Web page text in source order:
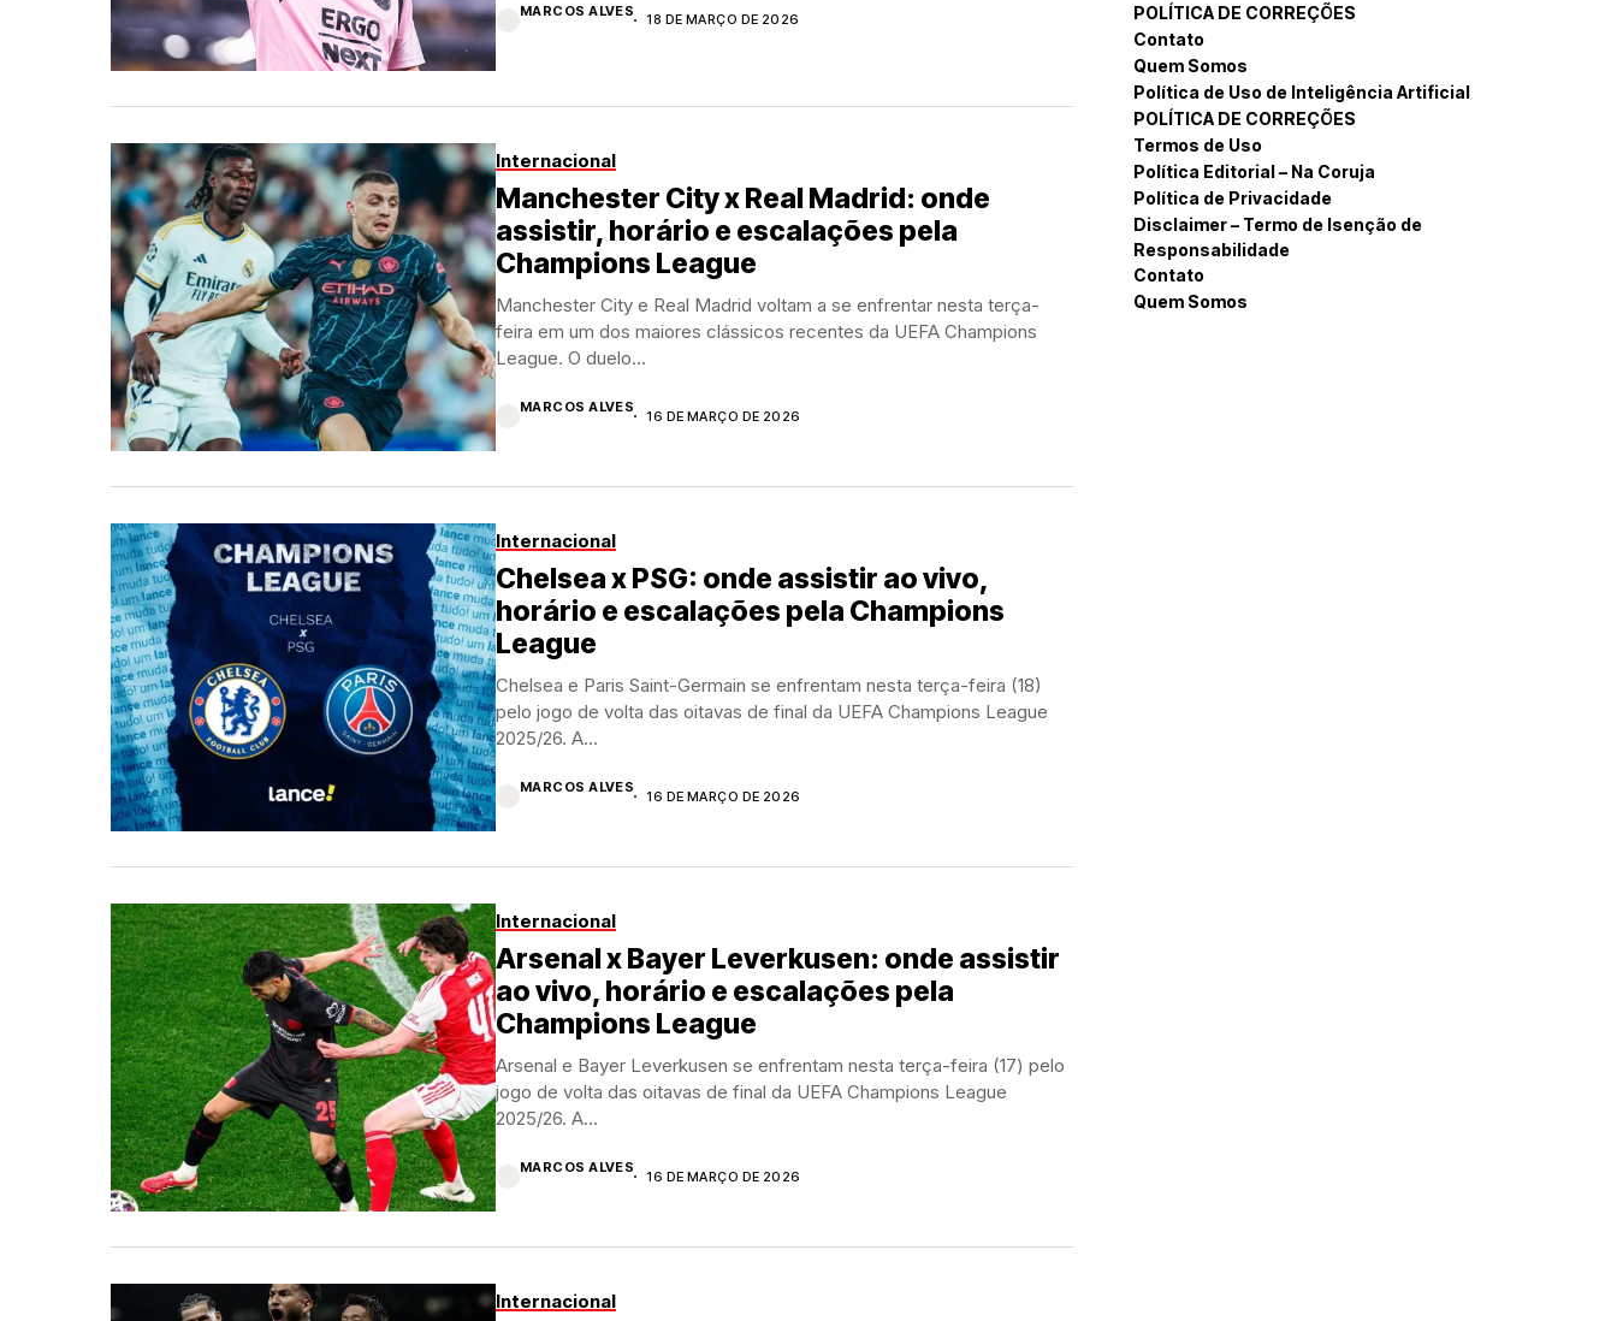
MARCOS ALVES
18 DE MARÇO DE 2026
Internacional
Manchester City x Real Madrid: onde
assistir, horário e escalações pela
Champions League
Manchester City e Real Madrid voltam a se enfrentar nesta terça-
feira em um dos maiores clássicos recentes da UEFA Champions
League. O duelo...
MARCOS ALVES
16 DE MARÇO DE 2026
Internacional
Chelsea x PSG: onde assistir ao vivo,
horário e escalações pela Champions
League
Chelsea e Paris Saint-Germain se enfrentam nesta terça-feira (18)
pelo jogo de volta das oitavas de final da UEFA Champions League
2025/26. A...
MARCOS ALVES
16 DE MARÇO DE 2026
Internacional
Arsenal x Bayer Leverkusen: onde assistir
ao vivo, horário e escalações pela
Champions League
Arsenal e Bayer Leverkusen se enfrentam nesta terça-feira (17) pelo
jogo de volta das oitavas de final da UEFA Champions League
2025/26. A...
MARCOS ALVES
16 DE MARÇO DE 2026
Internacional
POLÍTICA DE CORREÇÕES
Contato
Quem Somos
Política de Uso de Inteligência Artificial
POLÍTICA DE CORREÇÕES
Termos de Uso
Política Editorial – Na Coruja
Política de Privacidade
Disclaimer – Termo de Isenção de
Responsabilidade
Contato
Quem Somos